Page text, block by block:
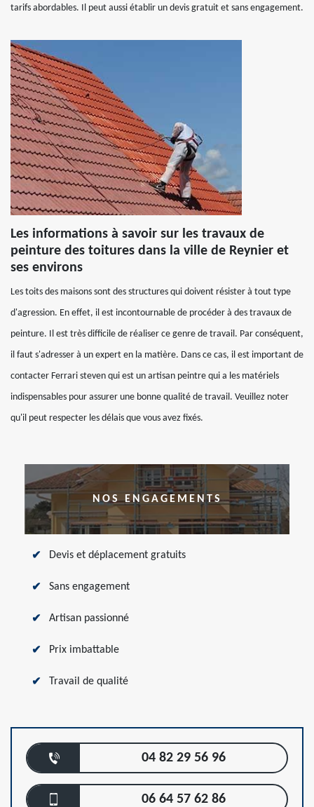
tarifs abordables. Il peut aussi établir un devis gratuit et sans engagement.
Les informations à savoir sur les travaux de
peinture des toitures dans la ville de Reynier et
ses environs
Les toits des maisons sont des structures qui doivent résister à tout type
d'agression. En effet, il est incontournable de procéder à des travaux de
peinture. Il est très difficile de réaliser ce genre de travail. Par conséquent,
il faut s'adresser à un expert en la matière. Dans ce cas, il est important de
contacter Ferrari steven qui est un artisan peintre qui a les matériels
indispensables pour assurer une bonne qualité de travail. Veuillez noter
qu'il peut respecter les délais que vous avez fixés.
NOS ENGAGEMENTS
Devis et déplacement gratuits
Sans engagement
Artisan passionné
Prix imbattable
Travail de qualité
04 82 29 56 96
06 64 57 62 86